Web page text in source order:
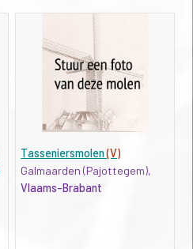
Tasseniersmolen(V)
Galmaarden (Pajottegem),
Vlaams-Brabant